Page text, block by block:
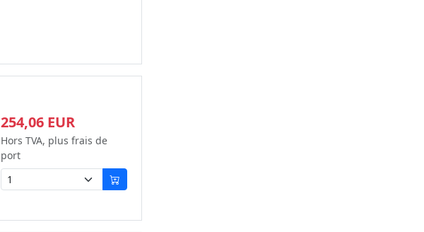
254,06 EUR
Hors TVA, plus frais de
port